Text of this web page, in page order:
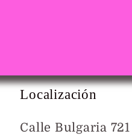
Localización
Calle Bulgaria